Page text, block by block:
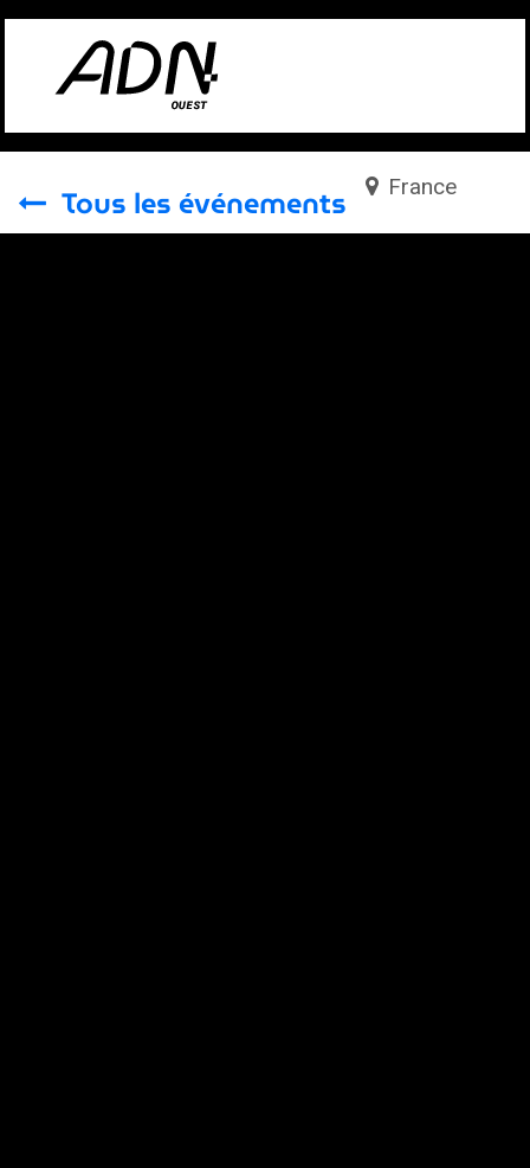
Se rendre au contenu
Tous les événements France